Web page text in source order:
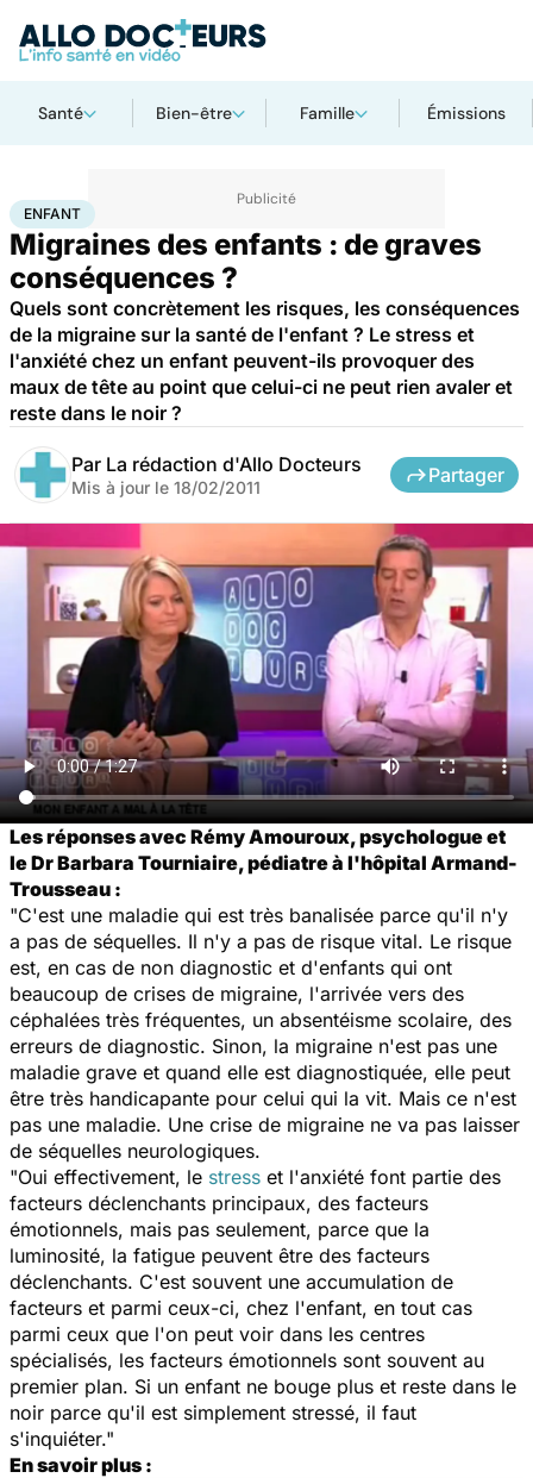
Santé Bien-être Famille Émissions
AccueilFamille
ENFANT
Migraines des enfants : de graves
conséquences ?
Quels sont concrètement les risques, les conséquences
de la migraine sur la santé de l'enfant ? Le stress et
l'anxiété chez un enfant peuvent-ils provoquer des
maux de tête au point que celui-ci ne peut rien avaler et
reste dans le noir ?
Par La rédaction d'Allo Docteurs
Mis à jour le 18/02/2011
Partager
Les réponses avec Rémy Amouroux, psychologue et
le Dr Barbara Tourniaire, pédiatre à l'hôpital Armand-
Trousseau :
"C'est une maladie qui est très banalisée parce qu'il n'y
a pas de séquelles. Il n'y a pas de risque vital. Le risque
est, en cas de non diagnostic et d'enfants qui ont
beaucoup de crises de migraine, l'arrivée vers des
céphalées très fréquentes, un absentéisme scolaire, des
erreurs de diagnostic. Sinon, la migraine n'est pas une
maladie grave et quand elle est diagnostiquée, elle peut
être très handicapante pour celui qui la vit. Mais ce n'est
pas une maladie. Une crise de migraine ne va pas laisser
de séquelles neurologiques.
"Oui effectivement, le stress et l'anxiété font partie des
facteurs déclenchants principaux, des facteurs
émotionnels, mais pas seulement, parce que la
luminosité, la fatigue peuvent être des facteurs
déclenchants. C'est souvent une accumulation de
facteurs et parmi ceux-ci, chez l'enfant, en tout cas
parmi ceux que l'on peut voir dans les centres
spécialisés, les facteurs émotionnels sont souvent au
premier plan. Si un enfant ne bouge plus et reste dans le
noir parce qu'il est simplement stressé, il faut
s'inquiéter."
En savoir plus :